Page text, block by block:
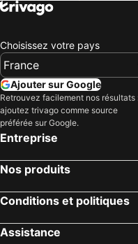
Choisissez votre pays
Ajouter sur Google
Retrouvez facilement nos résultats
ajoutez trivago comme source
préférée sur Google.
Entreprise
Nos produits
Conditions et politiques
Assistance